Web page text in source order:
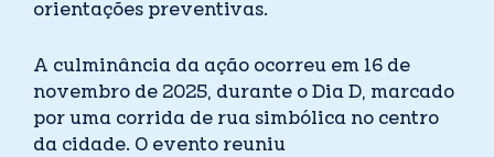
orientações preventivas.
A culminância da ação ocorreu em 16 de
novembro de 2025, durante o Dia D, marcado
por uma corrida de rua simbólica no centro
da cidade. O evento reuniu